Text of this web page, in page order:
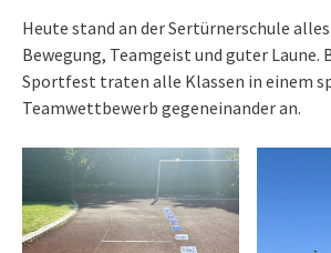
Heute stand an der Sertürnerschule
Bewegung, Teamgeist und guter Laune.
Sportfest traten alle Klassen in einem
Teamwettbewerb gegeneinander an.